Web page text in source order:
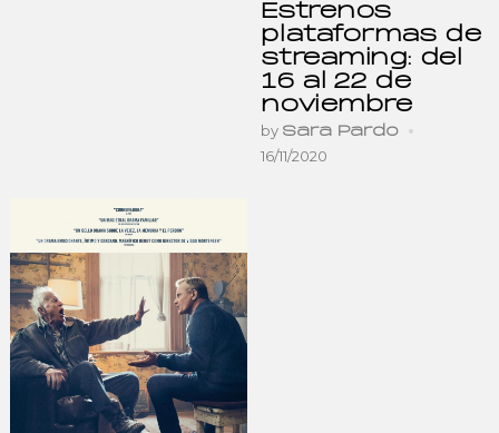
Estrenos
plataformas de
streaming: del
16 al 22 de
noviembre
by Sara Pardo
16/11/2020